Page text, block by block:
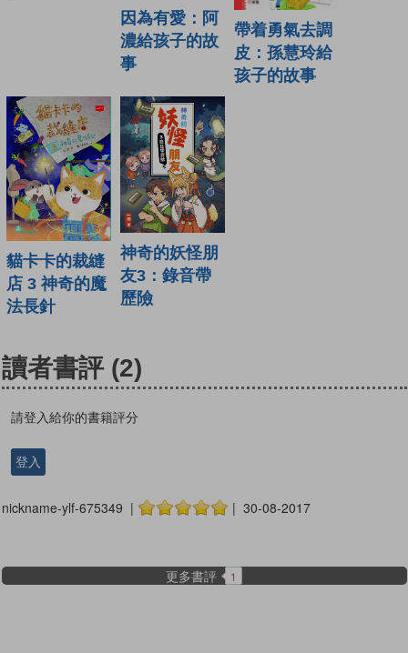
因為有愛：阿
濃給孩子的故
事
帶着勇氣去調
皮：孫慧玲給
孩子的故事
貓卡卡的裁縫
店 3 神奇的魔
法長針
神奇的妖怪朋
友3：錄音帶
歷險
讀者書評 (2)
請登入給你的書籍評分
登入
nickname-ylf-675349 | | 30-08-2017
更多書評 1